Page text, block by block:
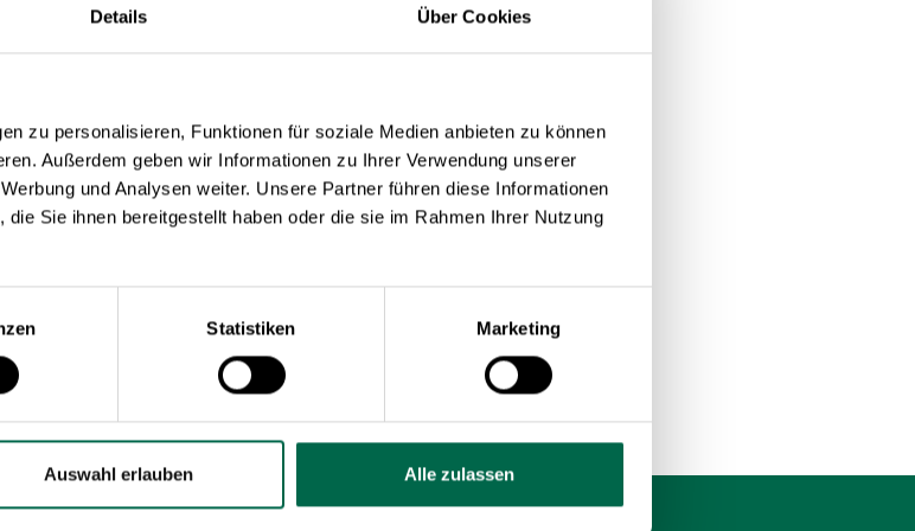
Details Über Cookies
zu personalisieren, Funktionen für soziale Medien anbieten zu können
Außerdem geben wir Informationen zu Ihrer Verwendung unserer
und Analysen weiter. Unsere Partner führen diese Informationen
Sie ihnen bereitgestellt haben oder die sie im Rahmen Ihrer Nutzung
Statistiken Marketing
Auswahl erlauben Alle zulassen